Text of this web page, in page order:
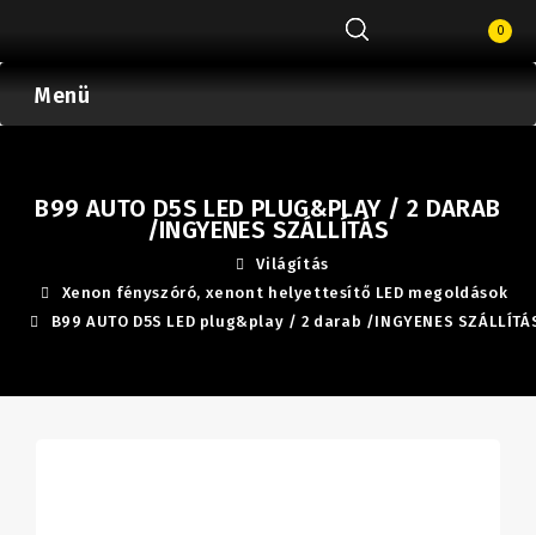
0
Menü
B99 AUTO D5S LED PLUG&PLAY / 2 DARAB
/INGYENES SZÁLLÍTÁS
Világítás
Xenon fényszóró, xenont helyettesítő LED megoldások
B99 AUTO D5S LED plug&play / 2 darab /INGYENES